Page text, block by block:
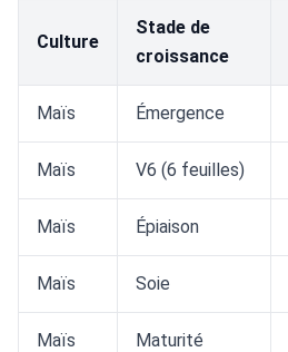
Culture
Stade de
croissance
Maïs Émergence
Maïs V6 (6 feuilles)
Maïs Épiaison
Maïs Soie
Maïs Maturité